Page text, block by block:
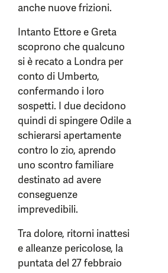
anche nuove frizioni.
Intanto Ettore e Greta
scoprono che qualcuno
si è recato a Londra per
conto di Umberto,
confermando i loro
sospetti. I due decidono
quindi di spingere Odile a
schierarsi apertamente
contro lo zio, aprendo
uno scontro familiare
destinato ad avere
conseguenze
imprevedibili.
Tra dolore, ritorni inattesi
e alleanze pericolose, la
puntata del 27 febbraio